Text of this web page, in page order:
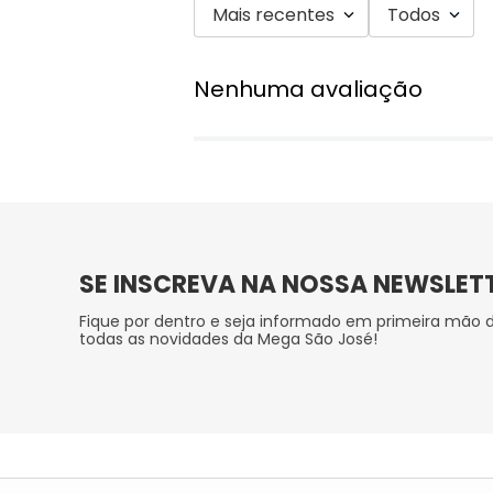
Mais recentes Todos
Nenhuma avaliação
SE INSCREVA NA NOSSA
Fique por dentro e seja informado em primeira mão
todas as novidades da Mega São José!